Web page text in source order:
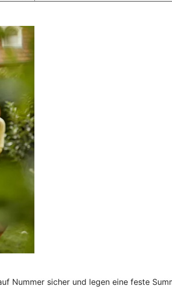
Nummer sicher und legen eine feste